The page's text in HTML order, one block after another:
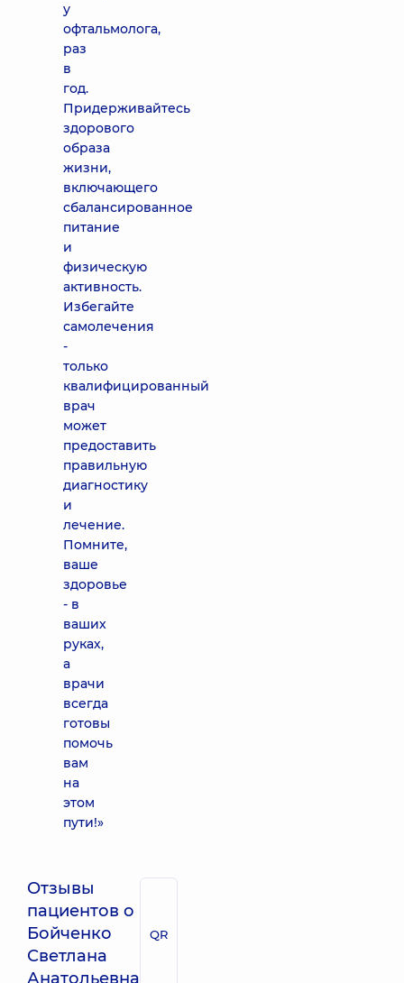
у
офтальмолога,
раз
в
год.
Придерживайтесь
здорового
образа
жизни,
включающего
сбалансированное
питание
и
физическую
активность.
Избегайте
самолечения
-
только
квалифицированный
врач
может
предоставить
правильную
диагностику
и
лечение.
Помните,
ваше
здоровье
- в
ваших
руках,
а
врачи
всегда
готовы
помочь
вам
на
этом
пути!»
Отзывы
пациентов о
Бойченко
Светлана
Анатольевна
QR